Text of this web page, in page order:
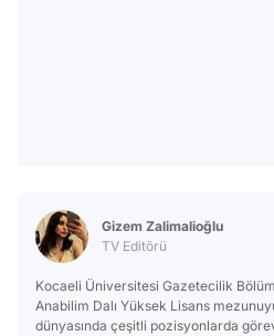
Gizem Zalimalioğlu
TV Editörü
Kocaeli Üniversitesi Gazetecilik
Anabilim Dalı Yüksek Lisans
dünyasında çeşitli pozisyonlarda